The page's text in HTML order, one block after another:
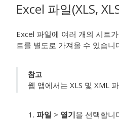
Excel 파일(XLS,
Excel 파일에 여러 개의 시트
트를 별도로 가져올 수 있습니
참고
웹 앱에서는 XLS 및 XML
파일 > 열기을 선택합니